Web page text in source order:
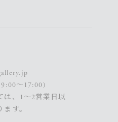
〜17:00)
は、1～2営業日以
す。